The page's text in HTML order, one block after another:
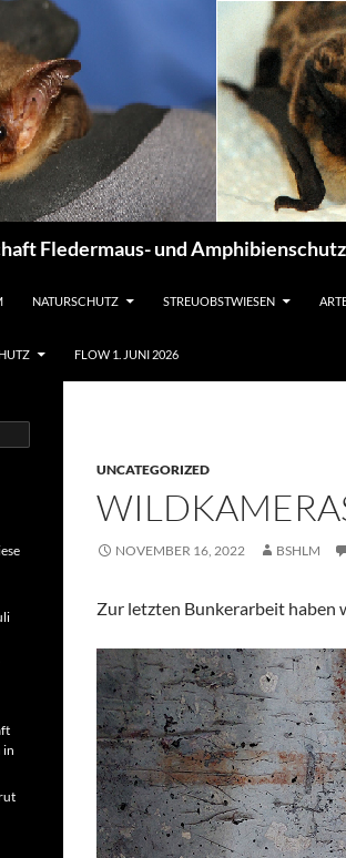
Fledermaus- und
NATURSCHUTZ STREUOBSTWIESEN
FLOW 1. JUNI 2026
UNCATEGORIZED
NOVEMBER 16, 2022 BSHLM
Zur letzten Bunkerarbeit haben
in